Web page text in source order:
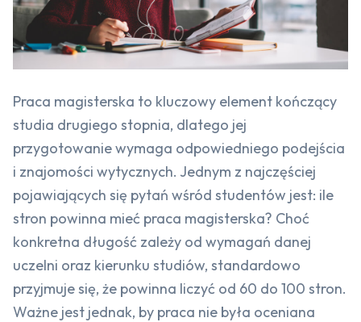
Praca magisterska to kluczowy element kończący
studia drugiego stopnia, dlatego jej
przygotowanie wymaga odpowiedniego podejścia
i znajomości wytycznych. Jednym z najczęściej
pojawiających się pytań wśród studentów jest: ile
stron powinna mieć praca magisterska? Choć
konkretna długość zależy od wymagań danej
uczelni oraz kierunku studiów, standardowo
przyjmuje się, że powinna liczyć od 60 do 100 stron.
Ważne jest jednak, by praca nie była oceniana